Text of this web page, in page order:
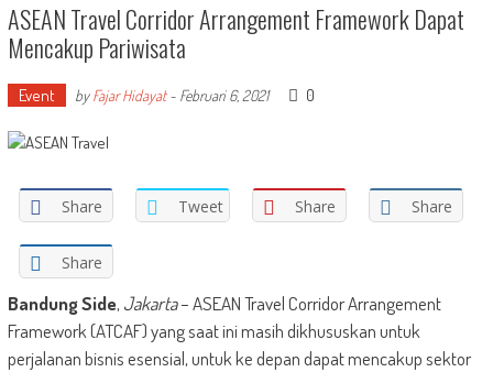
ASEAN Travel Corridor Arrangement Framework Dapat
Mencakup Pariwisata
Event byFajar Hidayat- Februari 6, 2021 0
Share Tweet Share Share
Share
Bandung Side, Jakarta– ASEAN Travel Corridor Arrangement
Framework (ATCAF) yang saat ini masih dikhususkan untuk
perjalanan bisnis esensial, untuk ke depan dapat mencakup sektor